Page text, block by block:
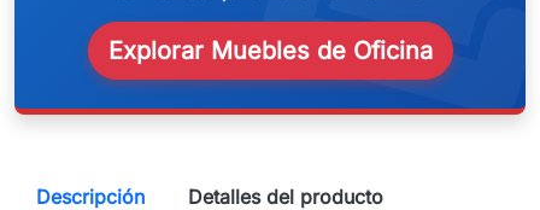
Explorar Muebles de Oficina
Descripción
Detalles del producto